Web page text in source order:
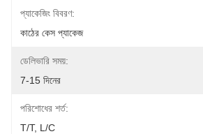
প্যাকেজিং বিবরণ:
কাঠের কেস প্যাকেজ
ডেলিভারি সময়:
7-15 দিনের
পরিশোধের শর্ত:
T/T, L/C